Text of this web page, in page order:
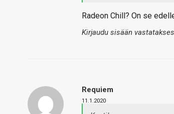
Radeon Chill? On se
Kirjaudu sisään
Requiem
11.1.2020